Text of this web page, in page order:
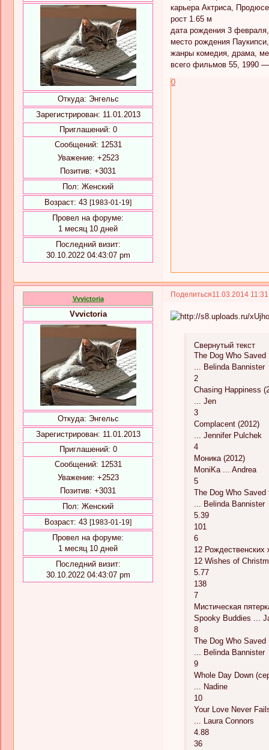
Откуда: Энгельс
Зарегистрирован: 11.01.2013
Приглашений: 0
Сообщений: 12531
Уважение: +2523
Позитив: +3031
Пол: Женский
Возраст: 43 [1983-01-19]
Провел на форуме:
1 месяц 10 дней
Последний визит:
30.10.2022 04:43:07 pm
карьера Актриса,
рост 1.65 м
дата рождения 3
место рождения
жанры комедия, драма,
всего фильмов 55, 1990
0
Поделиться11.03.2014
Vvvictoria
Vvvictoria
Откуда: Энгельс
Зарегистрирован: 11.01.2013
Приглашений: 0
Сообщений: 12531
Уважение: +2523
Позитив: +3031
Пол: Женский
Возраст: 43 [1983-01-19]
Провел на форуме:
1 месяц 10 дней
Последний визит:
30.10.2022 04:43:07 pm
Свернутый текст
The Dog Who Saved
... Belinda Bannister
2
Chasing Happiness
... Jen
3
Complacent (2012)
... Jennifer Pulchek
4
Моника (2012)
MoniKa ... Andrea
5
The Dog Who
... Belinda Bannister
5.39
101
6
12
12 Wishes of
5.77
138
7
Мистическая
Spooky Buddies ...
8
The Dog Who
... Belinda Bannister
9
Whole Day Down
... Nadine
10
Your Love Never
... Laura Connors
4.88
36